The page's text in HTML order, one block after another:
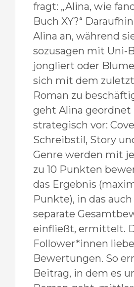
fragt: „Alina, wie
Buch XY?“
Alina an, während
sozusagen mit Uni-
jongliert oder
sich mit dem
Roman zu
geht Alina geordnet
strategisch vor:
Schreibstil, Story
Genre werden mit
zu 10 Punkten
das Ergebnis
Punkte), in das
separate
einfließt, ermittelt.
Follower*innen
Bewertungen. So
Beitrag, in dem es